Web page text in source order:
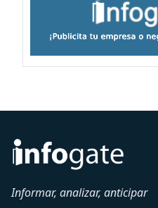
Informar, analizar, anticipar